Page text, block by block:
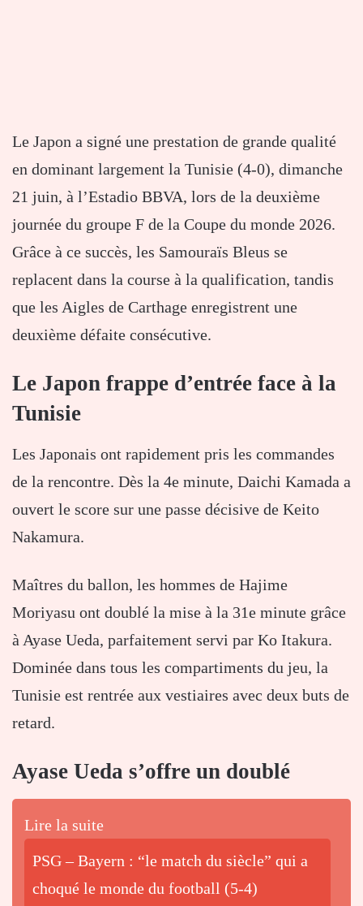
Le Japon a signé une prestation de grande qualité
en dominant largement la Tunisie (4-0), dimanche
21 juin, à l’Estadio BBVA, lors de la deuxième
journée du groupe F de la Coupe du monde 2026.
Grâce à ce succès, les Samouraïs Bleus se
replacent dans la course à la qualification, tandis
que les Aigles de Carthage enregistrent une
deuxième défaite consécutive.
Le Japon frappe d’entrée face à la
Tunisie
Les Japonais ont rapidement pris les commandes
de la rencontre. Dès la 4e minute, Daichi Kamada a
ouvert le score sur une passe décisive de Keito
Nakamura.
Maîtres du ballon, les hommes de Hajime
Moriyasu ont doublé la mise à la 31e minute grâce
à Ayase Ueda, parfaitement servi par Ko Itakura.
Dominée dans tous les compartiments du jeu, la
Tunisie est rentrée aux vestiaires avec deux buts de
retard.
Ayase Ueda s’offre un doublé
Lire la suite
PSG – Bayern : “le match du siècle” qui a
choqué le monde du football (5-4)